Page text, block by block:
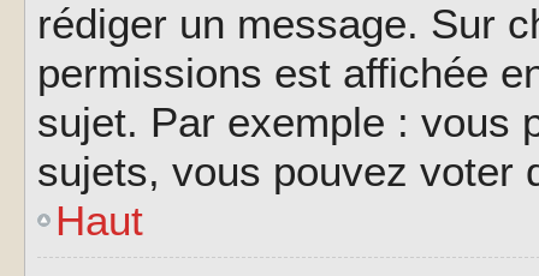
rédiger un message. Sur
permissions est affichée
sujet. Par exemple : vous
sujets, vous pouvez voter
Haut